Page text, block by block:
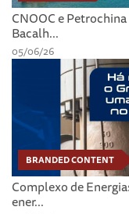
CNOOC e
Bacalh...
05/06/26
BRANDED CONTENT
Complexo de
ener...